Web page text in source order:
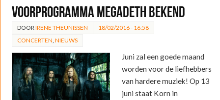
Voorprogramma Megadeth bekend
DOOR IRENE THEUNISSEN
18/02/2016 - 16:58
CONCERTEN NIEUWS
Juni zal een goede maand
worden voor de liefhebbers
van hardere muziek! Op 13
juni staat Korn in